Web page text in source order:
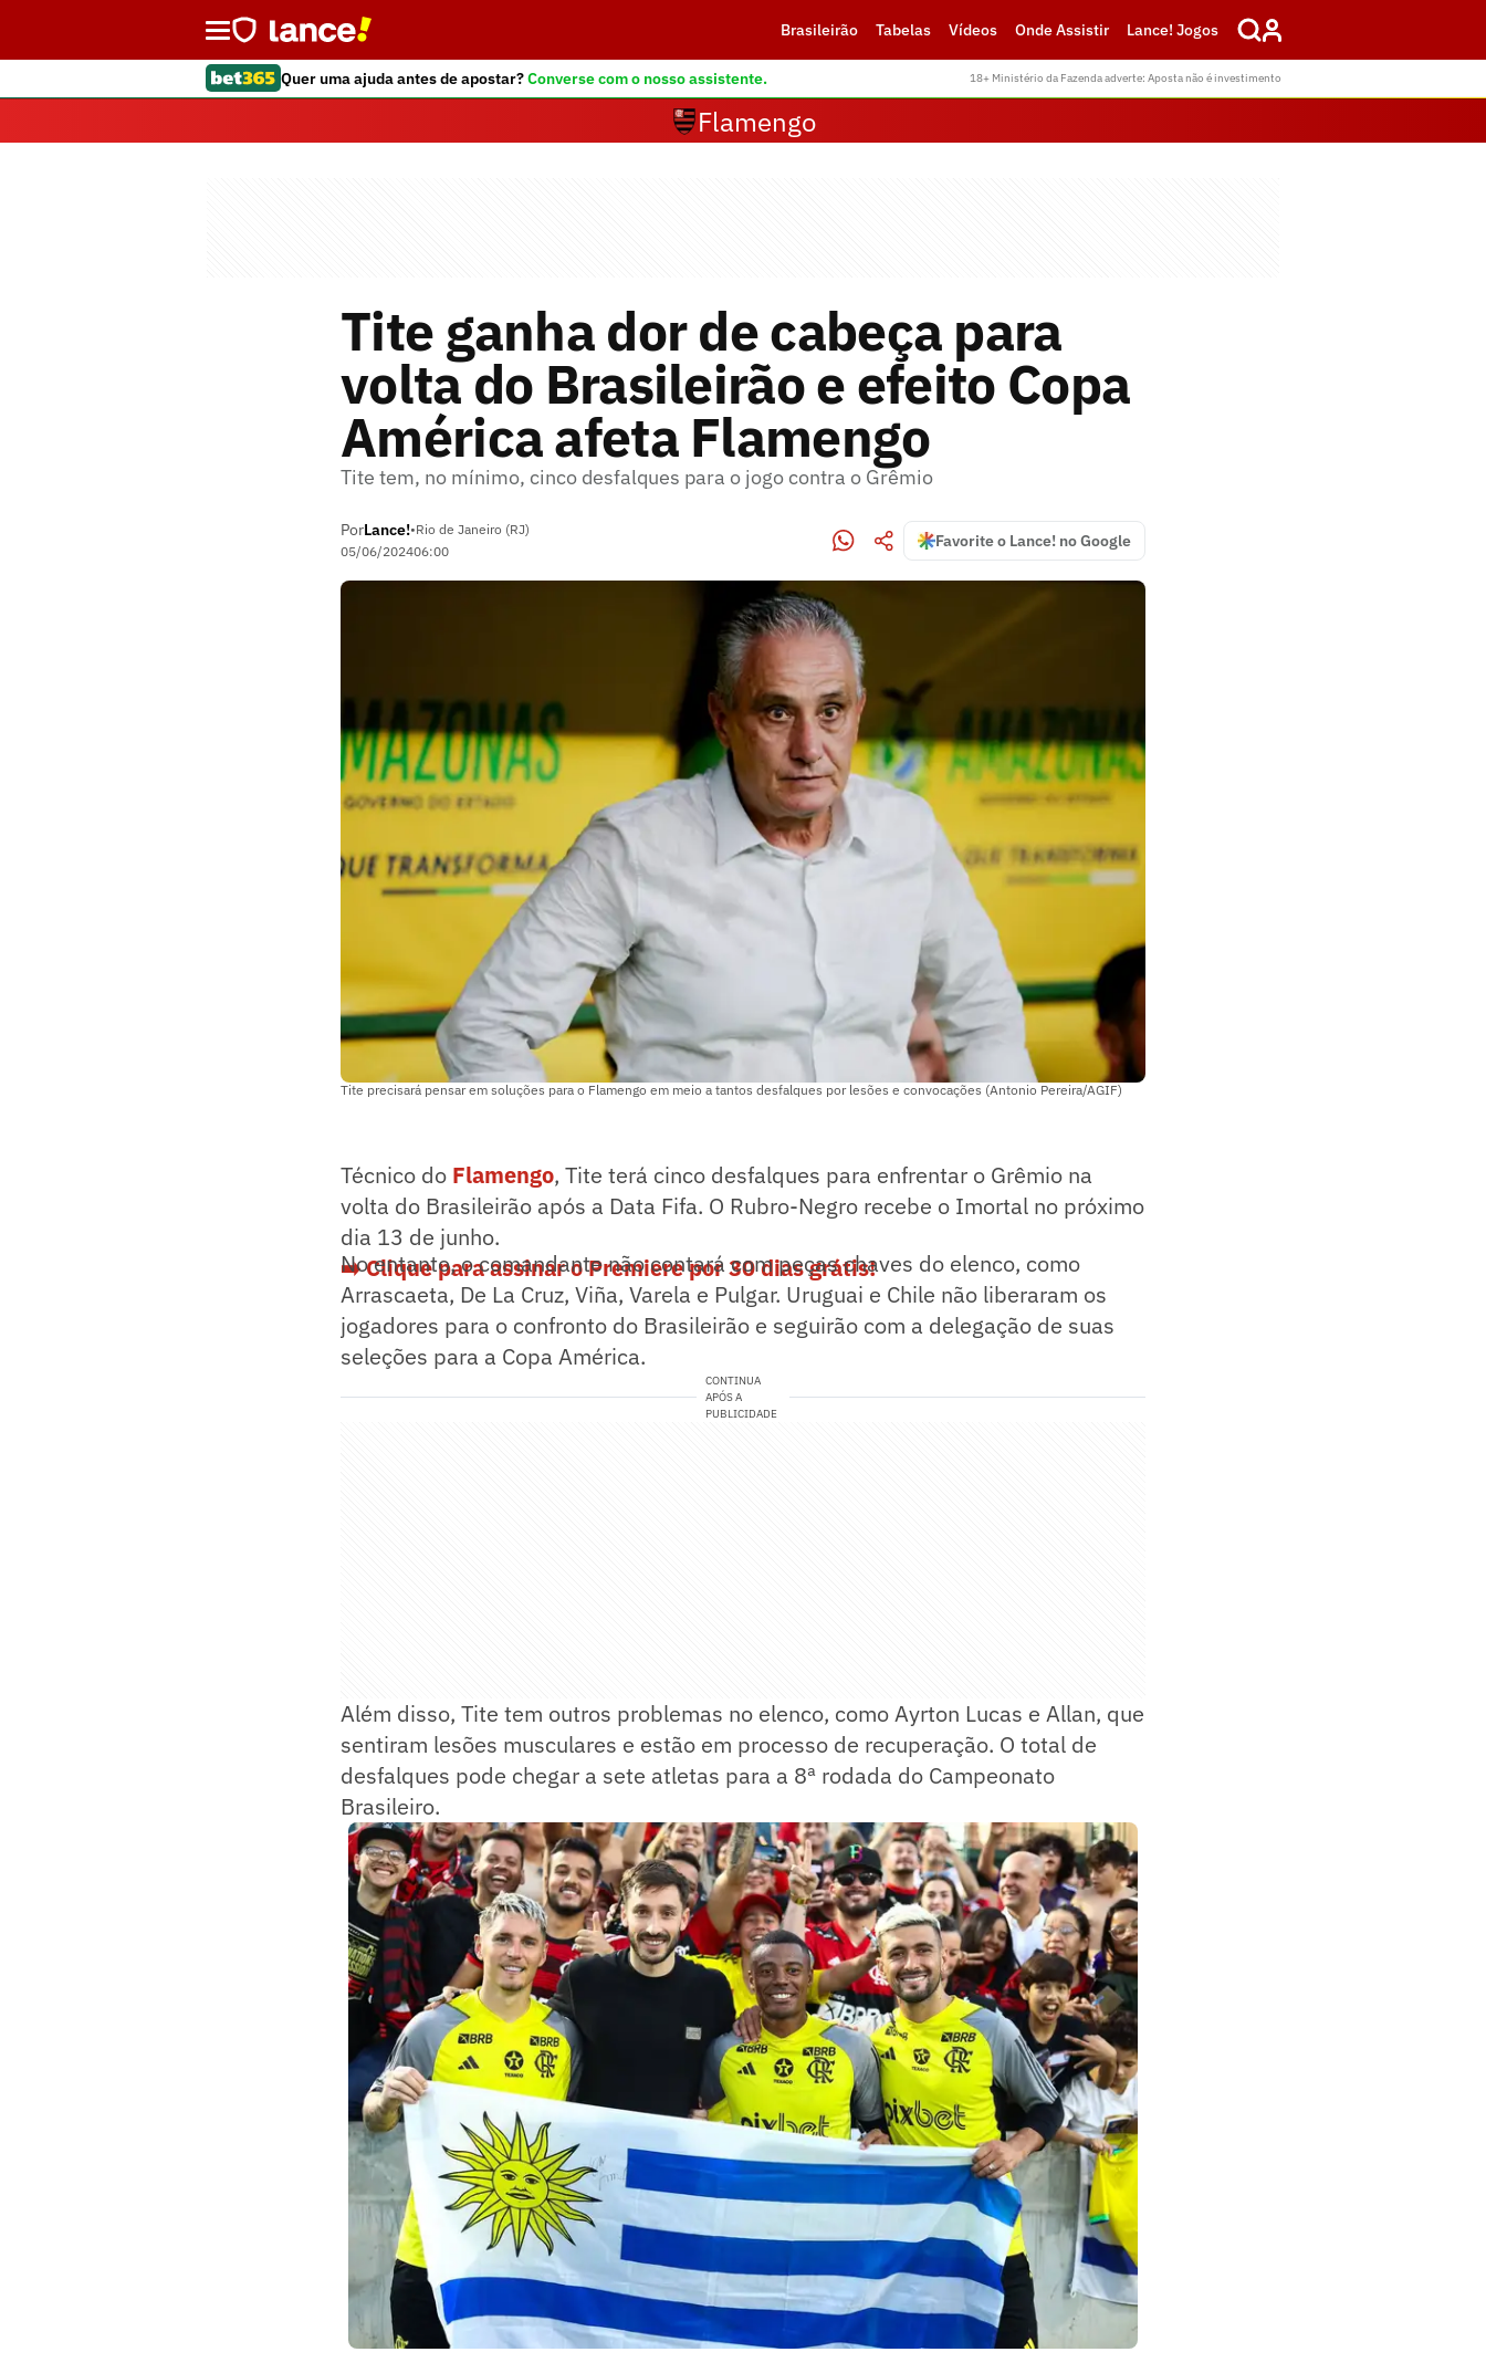
Brasileirão Tabelas Vídeos Onde Assistir Lance! Jogos
Quer uma ajuda antes de apostar?Converse com o nosso assistente. 18+ Ministério da Fazenda adverte: Aposta não é investimento
Flamengo
Tite ganha dor de cabeça para
volta do Brasileirão e efeito Copa
América afeta Flamengo
Tite tem, no mínimo, cinco desfalques para o jogo contra o Grêmio
PorLance!•Rio de Janeiro (RJ)
05/06/202406:00
Favorite o Lance! no Google
Tite precisará pensar em soluções para o Flamengo em meio a tantos desfalques por lesões e convocações (Antonio Pereira/AGIF)
Técnico do Flamengo, Tite terá cinco desfalques para enfrentar o Grêmio na
volta do Brasileirão após a Data Fifa. O Rubro-Negro recebe o Imortal no próximo
dia 13 de junho.
➡️ Clique para assinar o Premiere por 30 dias grátis!
No entanto, o comandante não contará com peças chaves do elenco, como
Arrascaeta, De La Cruz, Viña, Varela e Pulgar. Uruguai e Chile não liberaram os
jogadores para o confronto do Brasileirão e seguirão com a delegação de suas
seleções para a Copa América.
CONTINUA
APÓS A
PUBLICIDADE
Além disso, Tite tem outros problemas no elenco, como Ayrton Lucas e Allan, que
sentiram lesões musculares e estão em processo de recuperação. O total de
desfalques pode chegar a sete atletas para a 8ª rodada do Campeonato
Brasileiro.